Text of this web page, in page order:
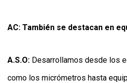
AC: También se destacan en
A.S.O: Desarrollamos desde los
como los micrómetros hasta